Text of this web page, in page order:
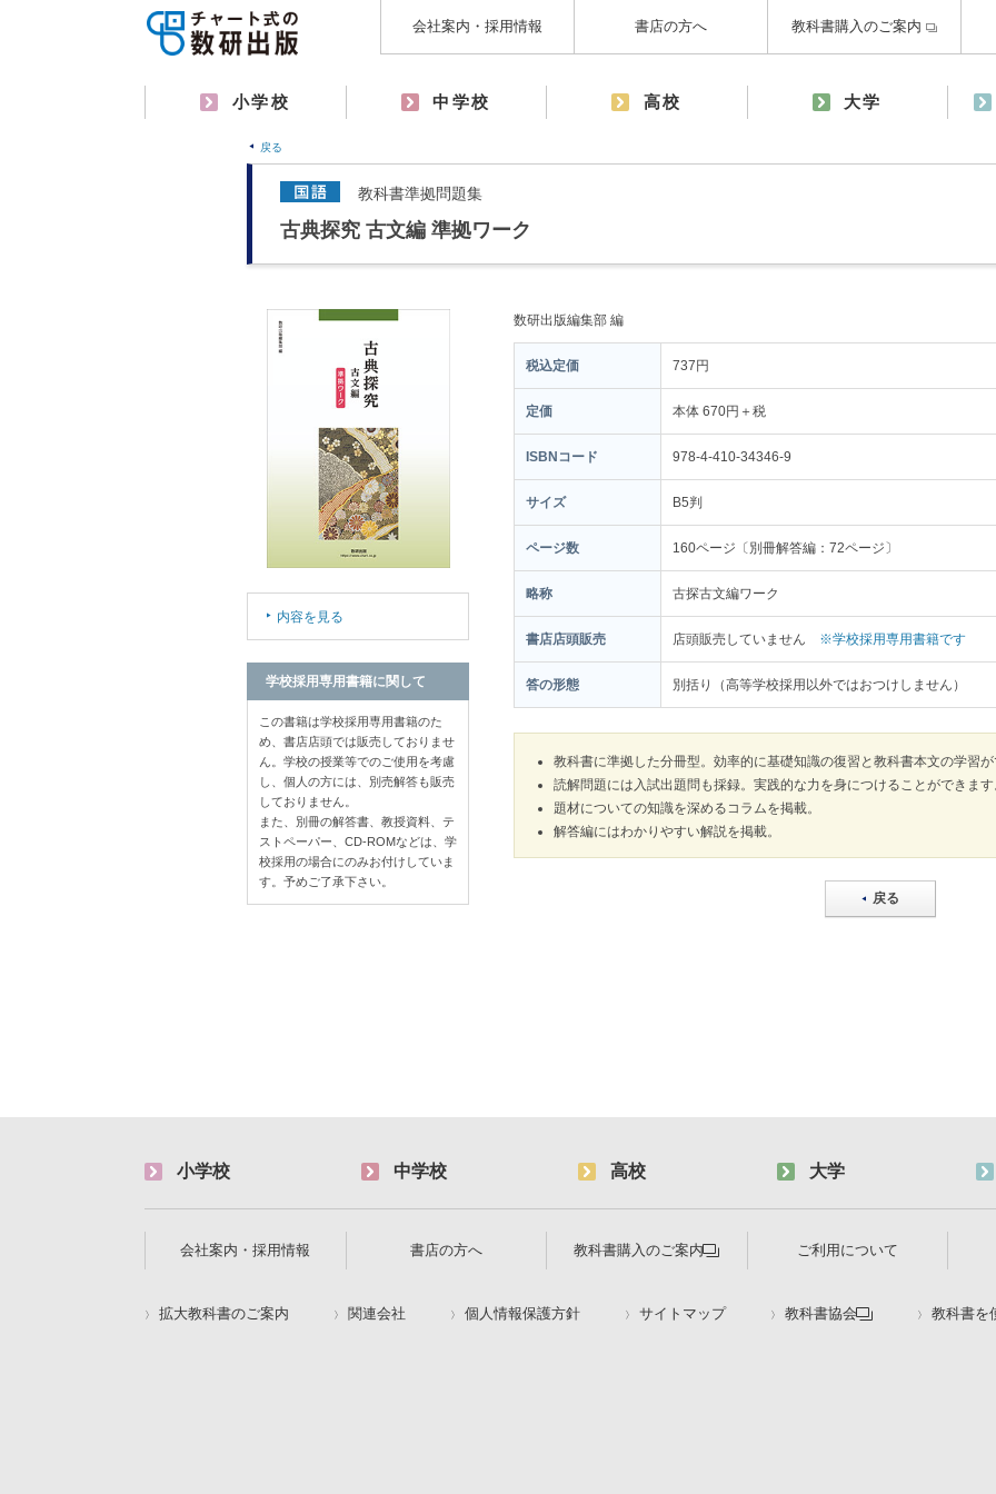
会社案内・採用情報 書店の方へ 教科書購入のご案内
小学校 中学校 高校 大学
戻る
教科書準拠問題集
古典探究 古文編 準拠ワーク
数研出版編集部 編
税込定価 737円
定価 本体 670円＋税
ISBNコード 978-4-410-34346-9
サイズ B5判
ページ数 160ページ〔別冊解答編：72ページ〕
略称 古探古文編ワーク
書店店頭販売 店頭販売していません ※学校採用専用書籍です
答の形態 別括り（高等学校採用以外ではおつけしません）
教科書に準拠した分冊型。効率的に基礎知識の復習と教科書本文の学習が
読解問題には入試出題問も採録。実践的な力を身につけることができます
題材についての知識を深めるコラムを掲載。
解答編にはわかりやすい解説を掲載。
戻る
内容を見る
学校採用専用書籍に関して
この書籍は学校採用専用書籍のた
め、書店店頭では販売しておりませ
ん。学校の授業等でのご使用を考慮
し、個人の方には、別売解答も販売
しておりません。
また、別冊の解答書、教授資料、テ
ストペーパー、CD-ROMなどは、学
校採用の場合にのみお付けしていま
す。予めご了承下さい。
小学校 中学校 高校 大学
会社案内・採用情報 書店の方へ 教科書購入のご案内 ご利用について
拡大教科書のご案内 関連会社 個人情報保護方針 サイトマップ 教科書協会 教科書を